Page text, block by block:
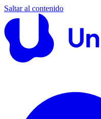
Saltar al contenido